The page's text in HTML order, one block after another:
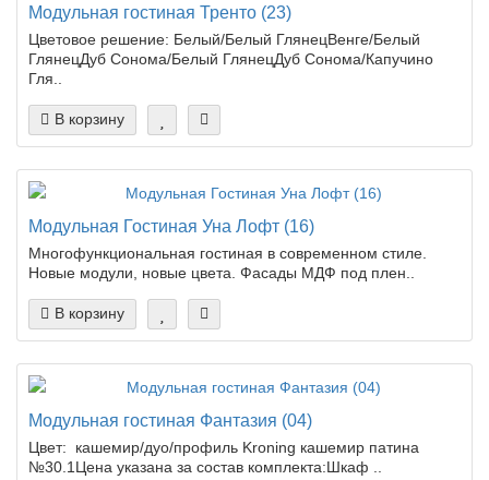
Модульная гостиная Тренто (23)
Цветовое решение: Белый/Белый ГлянецВенге/Белый
ГлянецДуб Сонома/Белый ГлянецДуб Сонома/Капучино
Гля..
В корзину
Модульная Гостиная Уна Лофт (16)
Многофункциональная гостиная в современном стиле.
Новые модули, новые цвета. Фасады МДФ под плен..
В корзину
Модульная гостиная Фантазия (04)
Цвет: кашемир/дуо/профиль Kroning кашемир патина
№30.1Цена указана за состав комплекта:Шкаф ..